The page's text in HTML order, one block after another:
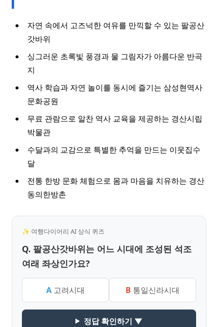
자연 속에서 고즈넉한 여유를 만끽할 수 있는 팔공산
갓바위
싱그러운 초록빛 풍경과 물 그림자가 아름다운 반곡
지
역사 학습과 자연 놀이를 동시에 즐기는 삼성현역사
문화공원
무료 관람으로 알찬 역사 교육을 제공하는 경산시립
박물관
수달과의 교감으로 특별한 추억을 만드는 이웃집수
달
전통 한방 문화 체험으로 몸과 마음을 치유하는 경산
동의한방촌
✨ 여행다이어리 AI 상식 퀴즈
Q. 팔공산갓바위는 어느 시대에 조성된 석조
여래 좌상인가요?
A 고려시대 B 통일신라시대
정답 확인하기 ▼